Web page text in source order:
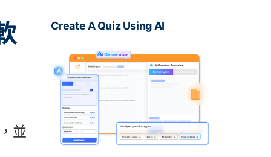
並
Create A Quiz Using AI